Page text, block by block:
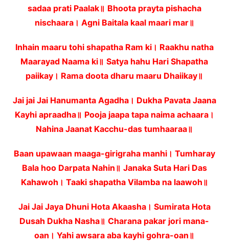
sadaa prati Paalak॥ Bhoota prayta pishacha
nischaara। Agni Baitala kaal maari mar॥
Inhain maaru tohi shapatha Ram ki। Raakhu natha
Maarayad Naama ki॥ Satya hahu Hari Shapatha
paiikay। Rama doota dharu maaru Dhaiikay॥
Jai jai Jai Hanumanta Agadha। Dukha Pavata Jaana
Kayhi apraadha॥ Pooja jaapa tapa naima achaara।
Nahina Jaanat Kacchu-das tumhaaraa॥
Baan upawaan maaga-girigraha manhi। Tumharay
Bala hoo Darpata Nahin॥ Janaka Suta Hari Das
Kahawoh। Taaki shapatha Vilamba na laawoh॥
Jai Jai Jaya Dhuni Hota Akaasha। Sumirata Hota
Dusah Dukha Nasha॥ Charana pakar jori mana-
oan। Yahi awsara aba kayhi gohra-oan॥